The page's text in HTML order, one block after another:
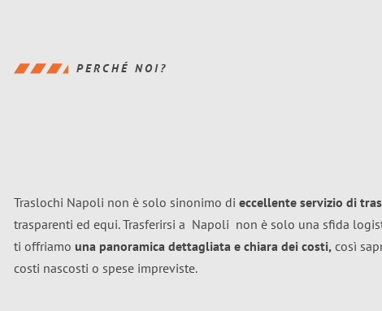
PERCHÉ NOI?
Traslochi Napoli non è solo sinonimo di eccellente servizio di
trasparenti ed equi. Trasferirsi a Napoli non è solo una sfida
ti offriamo una panoramica dettagliata e chiara dei costi, così
costi nascosti o spese impreviste.